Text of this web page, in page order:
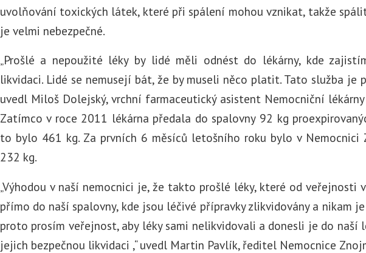
uvolňování toxických látek, které při spálení mohou vznikat, takže
je velmi nebezpečné.
„Prošlé a nepoužité léky by lidé měli odnést do lékárny, kde
likvidaci. Lidé se nemusejí bát, že by museli něco platit. Tato služba je
uvedl Miloš Dolejský, vrchní farmaceutický asistent Nemocniční
Zatímco v roce 2011 lékárna předala do spalovny 92 kg
to bylo 461 kg. Za prvních 6 měsíců letošního roku bylo v Nemocnici
232 kg.
„Výhodou v naší nemocnici je, že takto prošlé léky, které od veřejnosti
přímo do naší spalovny, kde jsou léčivé přípravky zlikvidovány a nikam
proto prosím veřejnost, aby léky sami nelikvidovali a donesli je do naší
jejich bezpečnou likvidaci ,“ uvedl Martin Pavlík, ředitel Nemocnice